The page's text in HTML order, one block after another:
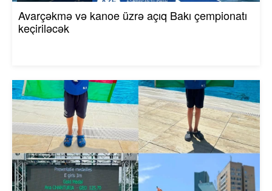
Avarçəkmə və kanoe üzrə açıq Bakı çempionatı
keçiriləcək